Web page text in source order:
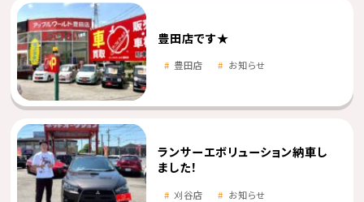
豊田店です★
豊田店 お知らせ
ランサーエボリューション納車し
ました！
刈谷店 お知らせ